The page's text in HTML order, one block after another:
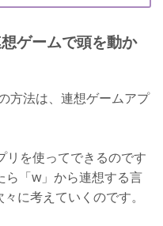
ゲームで頭を動か
方法は、連想ゲームアプ
リを使ってできるのです
「w」から連想する言
に考えていくのです。